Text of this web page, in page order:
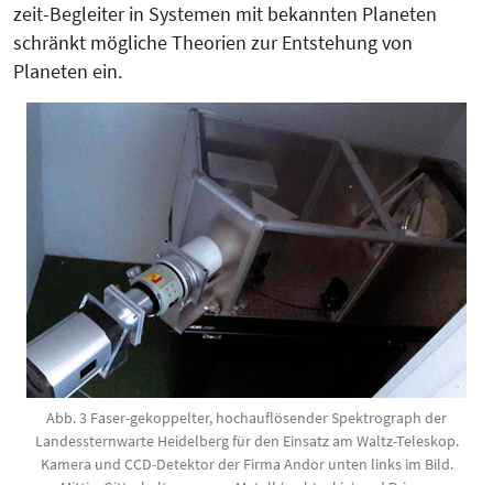
zeit-Be­gleiter in Systemen mit bekann­ten Planeten
schränkt mögliche Theo­rien zur Entstehung von
Planeten ein.
Abb. 3 Faser-gekoppelter, hochauflösender Spektrograph der
Landessternwarte Heidelberg für den Einsatz am Waltz-Teleskop.
Kamera und CCD-Detektor der Firma Andor unten links im Bild.